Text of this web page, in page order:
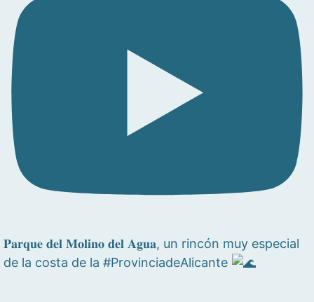
𝐏𝐚𝐫𝐪𝐮𝐞 𝐝𝐞𝐥 𝐌𝐨𝐥𝐢𝐧𝐨 𝐝𝐞𝐥 𝐀𝐠𝐮𝐚, un rincón muy especial
de la costa de la #ProvinciadeAlicante